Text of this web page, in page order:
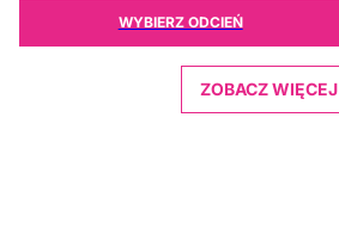
WYBIERZ ODCIEŃ
ZOBACZ WIĘCEJ